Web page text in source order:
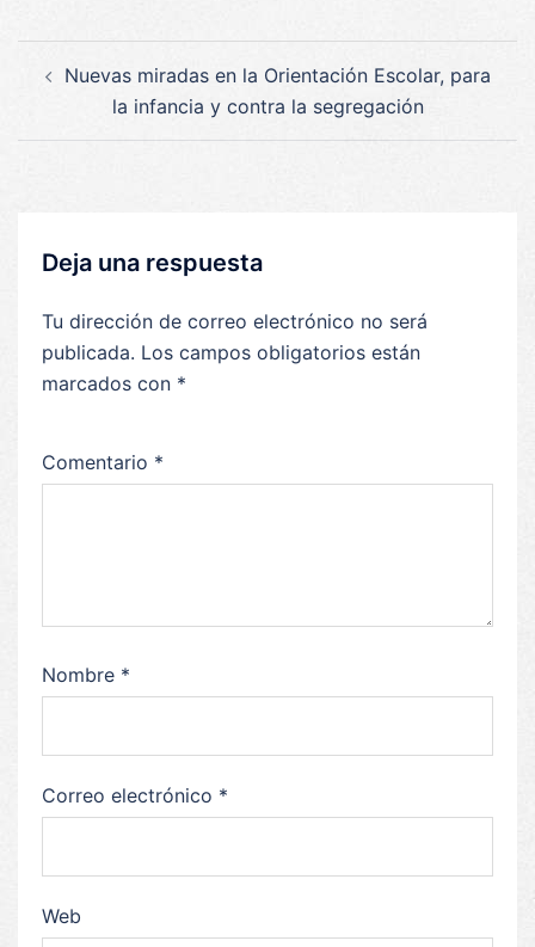
de
entradas
Nuevas miradas en la Orientación Escolar, para
la infancia y contra la segregación
Deja una respuesta
Tu dirección de correo electrónico no será
publicada. Los campos obligatorios están
marcados con *
Comentario *
Nombre *
Correo electrónico *
Web